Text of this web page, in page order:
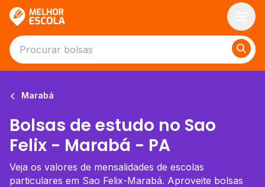
Marabá
Bolsas de estudo no Sao
Felix - Marabá - PA
Veja os valores de mensalidades de escolas
particulares em Sao Felix-Marabá. Aproveite bolsas